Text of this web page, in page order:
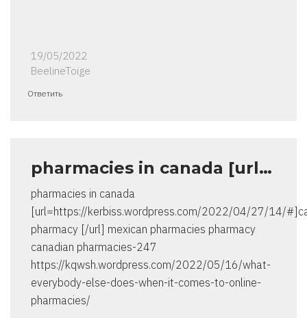
19/05/2022
BeelineToige
Ответить
pharmacies in canada [url…
pharmacies in canada
[url=https://kerbiss.wordpress.com/2022/04/27/14/
pharmacy [/url] mexican pharmacies pharmacy
canadian pharmacies-247
https://kqwsh.wordpress.com/2022/05/16/what-
everybody-else-does-when-it-comes-to-online-
pharmacies/